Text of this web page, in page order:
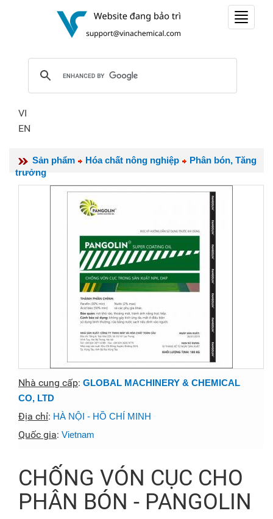
Toggle
VI
EN
Sản phẩm Hóa chất nông nghiệp
Phân bón, Tăng
trưởng
Nhà cung cấp: GLOBAL MACHINERY & CHEMICAL
CO, LTD
Địa chỉ: HÀ NỘI - HỒ CHÍ MINH
Quốc gia: Vietnam
CHỐNG VÓN CỤC CHO
PHÂN BÓN - PANGOLIN